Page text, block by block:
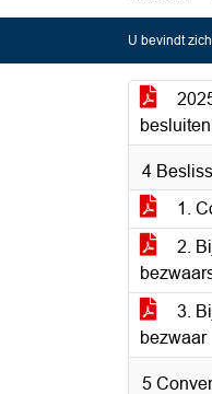
U bevindt
4
1.
2.
3.
bezwaar
5